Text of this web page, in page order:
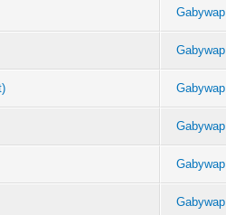
Gabywap
Gabywap
Gabywap
Gabywap
Gabywap
Gabywap